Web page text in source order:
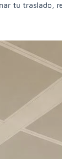
tu traslado,